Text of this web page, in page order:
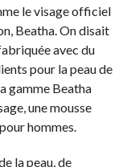
le visage officiel
Beatha. On disait
avec du
pour la peau de
gamme Beatha
une mousse
hommes.
la peau, de